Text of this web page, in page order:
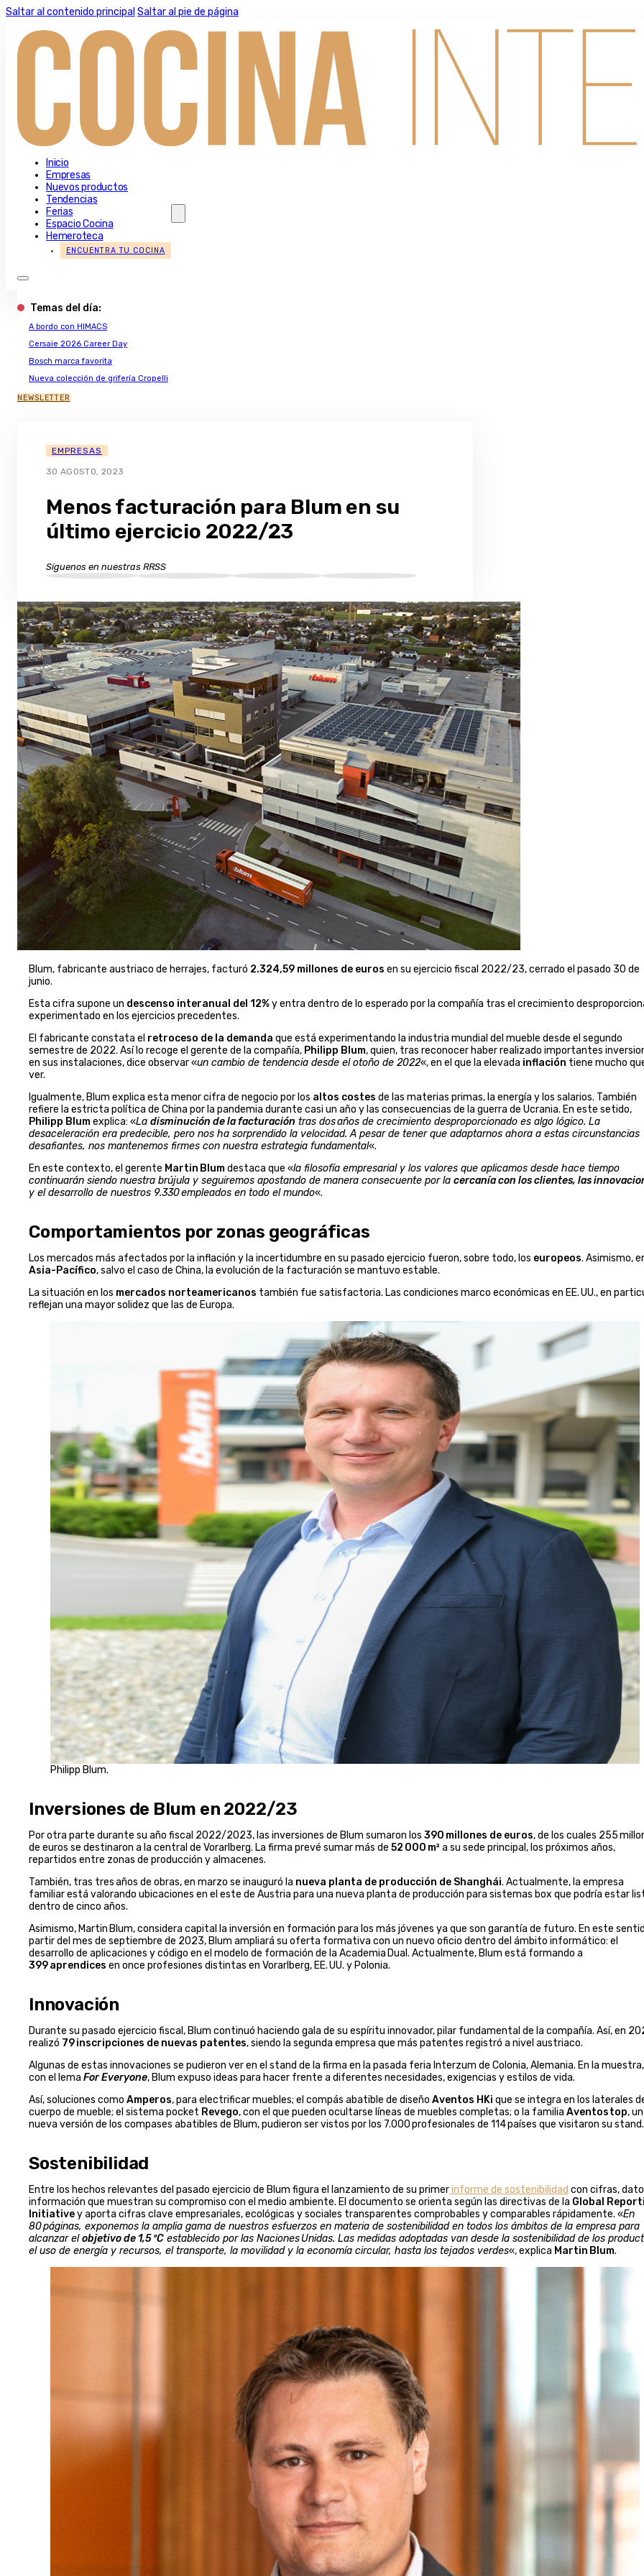
Saltar al contenido principal Saltar al pie de página
Inicio
Empresas
Nuevos productos
Tendencias
Ferias
Espacio Cocina
Hemeroteca
ENCUENTRA TU COCINA
Temas del día:
A bordo con HIMACS
Cersaie 2026 Career Day
Bosch marca favorita
Nueva colección de grifería Cropelli
NEWSLETTER
EMPRESAS
30 AGOSTO, 2023
Menos facturación para Blum en su
último ejercicio 2022/23
Síguenos en nuestras RRSS
Blum, fabricante austriaco de herrajes, facturó 2.324,59 millones de euros en su ejercicio fiscal 2022/23, cerrado el pasado 30 de
junio.
Esta cifra supone un descenso interanual del 12%y entra dentro de lo esperado por la compañía tras el crecimiento
experimentado en los ejercicios precedentes.
El fabricante constata el retroceso de la demanda que está experimentando la industria mundial del mueble desde el segundo
semestre de 2022. Así lo recoge el gerente de la compañía, Philipp Blum, quien, tras reconocer haber realizado importantes
en sus instalaciones, dice observar «un cambio de tendencia desde el otoño de 2022«, en el que la elevada inflación tiene mucho
ver.
Igualmente, Blum explica esta menor cifra de negocio por los altos costes de las materias primas, la energía y los salarios. También
refiere la estricta política de China por la pandemia durante casi un año y las consecuencias de la guerra de Ucrania. En este setido,
Philipp Blumexplica: «La disminución de la facturación tras dos años de crecimiento desproporcionado es algo lógico. La
desaceleración era predecible, pero nos ha sorprendido la velocidad. A pesar de tener que adaptarnos ahora a estas circunstancias
desafiantes, nos mantenemos firmes con nuestra estrategia fundamental«.
En este contexto, el gerente Martin Blumdestaca que «la filosofía empresarial y los valores que aplicamos desde hace tiempo
continuarán siendo nuestra brújula y seguiremos apostando de manera consecuente por la cercanía con los clientes, las
y el desarrollo de nuestros 9.330 empleados en todo el mundo«.
Comportamientos por zonas geográficas
Los mercados más afectados por la inflación y la incertidumbre en su pasado ejercicio fueron, sobre todo, los europeos. Asimismo,
Asia-Pacífico, salvo el caso de China, la evolución de la facturación se mantuvo estable.
La situación en los mercados norteamericanos también fue satisfactoria. Las condiciones marco económicas en EE. UU., en
reflejan una mayor solidez que las de Europa.
Philipp Blum.
Inversiones de Blum en 2022/23
Por otra parte durante su año fiscal 2022/2023, las inversiones de Blum sumaron los 390 millones de euros, de los cuales 255
de euros se destinaron a la central de Vorarlberg. La firma prevé sumar más de 52 000 m²a su sede principal, los próximos años,
repartidos entre zonas de producción y almacenes.
También, tras tres años de obras, en marzo se inauguró la nueva planta de producción de Shanghái. Actualmente, la empresa
familiar está valorando ubicaciones en el este de Austria para una nueva planta de producción para sistemas box que podría estar
dentro de cinco años.
Asimismo, Martin Blum, considera capital la inversión en formación para los más jóvenes ya que son garantía de futuro. En este
partir del mes de septiembre de 2023, Blum ampliará su oferta formativa con un nuevo oficio dentro del ámbito informático: el
desarrollo de aplicaciones y código en el modelo de formación de la Academia Dual. Actualmente, Blum está formando a
399 aprendices en once profesiones distintas en Vorarlberg, EE. UU. y Polonia.
Innovación
Durante su pasado ejercicio fiscal, Blum continuó haciendo gala de su espíritu innovador, pilar fundamental de la compañía. Así, en
realizó 79 inscripciones de nuevas patentes, siendo la segunda empresa que más patentes registró a nivel austriaco.
Algunas de estas innovaciones se pudieron ver en el stand de la firma en la pasada feria Interzum de Colonia, Alemania. En la muestra,
con el lema For Everyone, Blum expuso ideas para hacer frente a diferentes necesidades, exigencias y estilos de vida.
Así, soluciones como Amperos, para electrificar muebles; el compás abatible de diseño Aventos HKi que se integra en los laterales
cuerpo de mueble; el sistema pocket Revego, con el que pueden ocultarse líneas de muebles completas; o la familia Aventos top,
nueva versión de los compases abatibles de Blum, pudieron ser vistos por los 7.000 profesionales de 114 países que visitaron su stand.
Sostenibilidad
Entre los hechos relevantes del pasado ejercicio de Blum figura el lanzamiento de su primerinforme de sostenibilidad con cifras,
información que muestran su compromiso con el medio ambiente. El documento se orienta según las directivas de la Global
Initiativey aporta cifras clave empresariales, ecológicas y sociales transparentes comprobables y comparables rápidamente. «En
80 páginas, exponemos la amplia gama de nuestros esfuerzos en materia de sostenibilidad en todos los ámbitos de la empresa para
alcanzar elobjetivo de 1,5 ºC establecido por las Naciones Unidas. Las medidas adoptadas van desde la sostenibilidad de los
el uso de energía y recursos, el transporte, la movilidad y la economía circular, hasta los tejados verdes«, explica Martin Blum.